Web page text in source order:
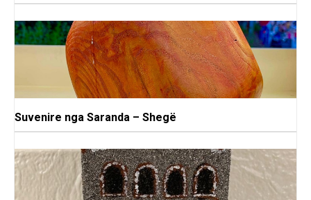
Suvenire nga Saranda – Shegë